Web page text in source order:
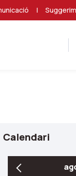
|
Calendari